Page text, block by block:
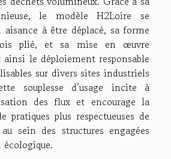
le modèle H2Loire se
à être déplacé, sa forme
plié, et sa mise en œuvre
le déploiement responsable
sur divers sites industriels
souplesse d’usage incite à
des flux et encourage la
pratiques plus respectueuses de
sein des structures engagées